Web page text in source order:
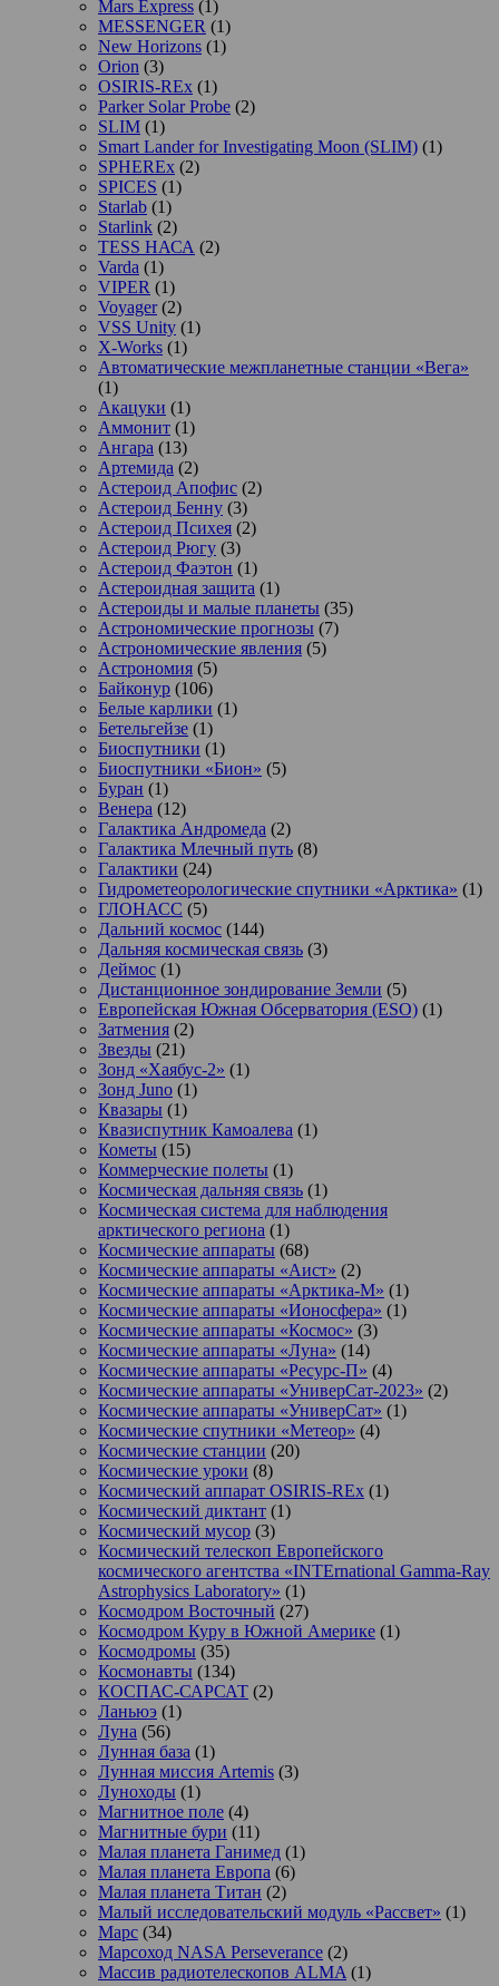
Mars Express (1)
MESSENGER (1)
New Horizons (1)
Orion (3)
OSIRIS-REx (1)
Parker Solar Probe (2)
SLIM (1)
Smart Lander for Investigating Moon (SLIM) (1)
SPHEREx (2)
SPICES (1)
Starlab (1)
Starlink (2)
TESS НАСА (2)
Varda (1)
VIPER (1)
Voyager(2)
VSS Unity (1)
X-Works (1)
Автоматические межпланетные станции «Вега»
(1)
Акацуки (1)
Аммонит (1)
Ангара (13)
Артемида (2)
Астероид Апофис (2)
Астероид Бенну (3)
Астероид Психея (2)
Астероид Рюгу (3)
Астероид Фаэтон (1)
Астероидная защита (1)
Астероиды и малые планеты (35)
Астрономические прогнозы (7)
Астрономические явления (5)
Астрономия (5)
Байконур (106)
Белые карлики (1)
Бетельгейзе (1)
Биоспутники (1)
Биоспутники «Бион» (5)
Буран (1)
Венера (12)
Галактика Андромеда (2)
Галактика Млечный путь (8)
Галактики (24)
Гидрометеорологические спутники «Арктика» (1)
ГЛОНАСС (5)
Дальний космос (144)
Дальняя космическая связь (3)
Деймос (1)
Дистанционное зондирование Земли (5)
Европейская Южная Обсерватория (ESO) (1)
Затмения (2)
Звезды (21)
Зонд «Хаябус-2» (1)
Зонд Juno (1)
Квазары (1)
Квазиспутник Камоалева (1)
Кометы (15)
Коммерческие полеты (1)
Космическая дальняя связь (1)
Космическая система для наблюдения
арктического региона (1)
Космические аппараты (68)
Космические аппараты «Аист» (2)
Космические аппараты «Арктика-М» (1)
Космические аппараты «Ионосфера» (1)
Космические аппараты «Космос» (3)
Космические аппараты «Луна» (14)
Космические аппараты «Ресурс-П» (4)
Космические аппараты «УниверСат-2023» (2)
Космические аппараты «УниверСат» (1)
Космические спутники «Метеор» (4)
Космические станции (20)
Космические уроки (8)
Космический аппарат OSIRIS-REx (1)
Космический диктант (1)
Космический мусор (3)
Космический телескоп Европейского
космического агентства «INTErnational Gamma-Ray
Astrophysics Laboratory» (1)
Космодром Восточный (27)
Космодром Куру в Южной Америке (1)
Космодромы (35)
Космонавты (134)
КОСПАС-САРСАТ (2)
Ланьюэ (1)
Луна (56)
Лунная база (1)
Лунная миссия Artemis (3)
Луноходы (1)
Магнитное поле (4)
Магнитные бури (11)
Малая планета Ганимед (1)
Малая планета Европа (6)
Малая планета Титан (2)
Малый исследовательский модуль «Рассвет» (1)
Марс (34)
Марсоход NASA Perseverance (2)
Массив радиотелескопов ALMA (1)